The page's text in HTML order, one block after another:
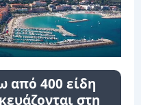
από 400 είδη
στη